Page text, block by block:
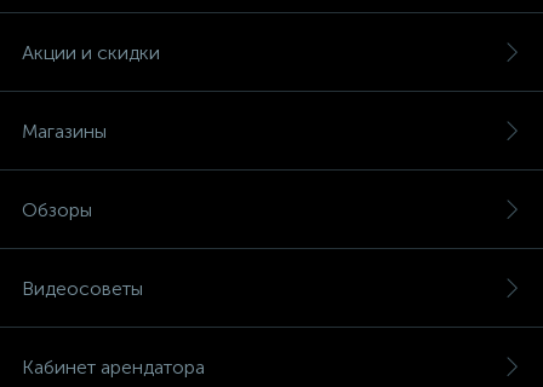
Акции и скидки
Магазины
Обзоры
Видеосоветы
Кабинет арендатора